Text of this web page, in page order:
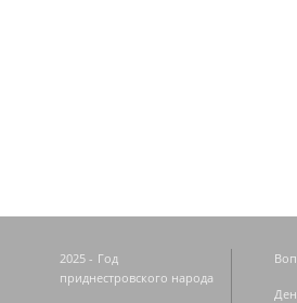
2025 - Год
приднестровского народа